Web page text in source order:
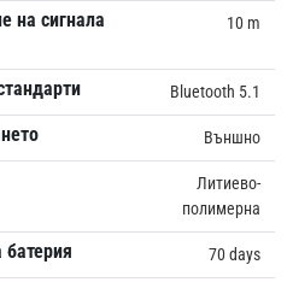
на сигнала
10 m
Bluetooth 5.1
Външно
Литиево-
полимерна
70 days